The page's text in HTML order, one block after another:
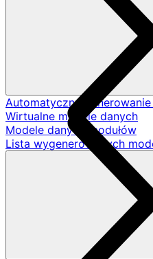
Automatyczne
Wirtualne modele danych
Modele danych modułów
Lista wygenerowanych